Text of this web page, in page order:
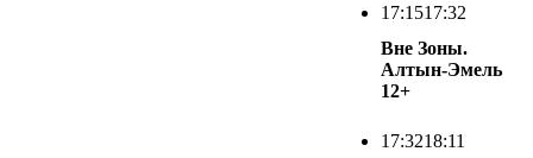
17:1517:32
Вне Зоны.
Алтын-Эмель
12+
17:3218:11